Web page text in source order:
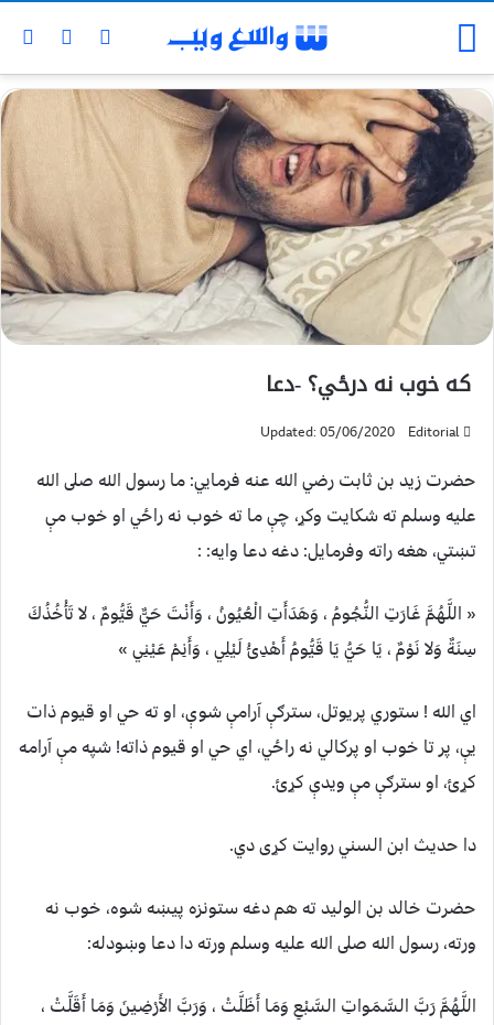
که خوب نه درځي؟ -دعا
Editorial
Updated: 05/06/2020
حضرت زيد بن ثابت رضي الله عنه فرمايي: ما رسول الله صلى الله
عليه وسلم ته شکايت وکړ، چې ما ته خوب نه راځي او خوب مې
تښتي، هغه راته وفرمايل: دغه دعا وايه: :
« اللَّهُمَّ غَارَتِ النُّجُومُ ، وَهَدَأَتِ الْعُيُونُ ، وَأَنْتَ حَيٌّ قَيُّومٌ ، لا تَأْخُذُكَ
سِنَةٌ وَلا نَوْمٌ ، يَا حَيُّ يَا قَيُّومُ أَهْدِئْ لَيْلِي ، وَأَنِمْ عَيْنِي »
اي الله ! ستوري پريوتل، سترګې آرامې شوې، او ته حي او قيوم ذات
يې، پر تا خوب او پرکالي نه راځي، اي حي او قيوم ذاته! شپه مې آرامه
کړئ، او سترګې مې ويدې کړئ.
دا حديث ابن السني روايت کړى دي.
حضرت خالد بن الوليد ته هم دغه ستونزه پيښه شوه، خوب نه
ورته، رسول الله صلى الله عليه وسلم ورته دا دعا وښودله:
اللَّهُمَّ رَبَّ السَّمَواتِ السَّبْعِ وَمَا أَظَلَّتْ ، وَرَبَّ الأَرْضِينَ وَمَا أَقَلَّتْ ،